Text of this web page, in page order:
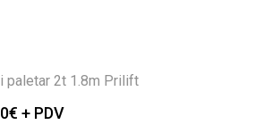
paletar 2t 1.8m Prilift
€ + PDV